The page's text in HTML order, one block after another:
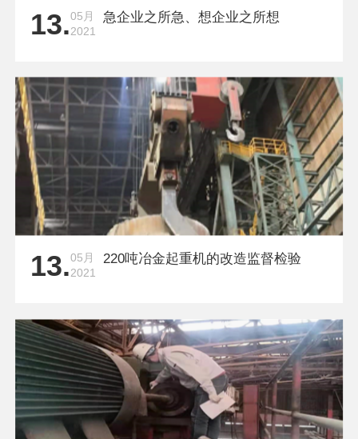
13.05月
2021
急企业之所急、想企业之所想
13.05月
2021
220吨冶金起重机的改造监督检验